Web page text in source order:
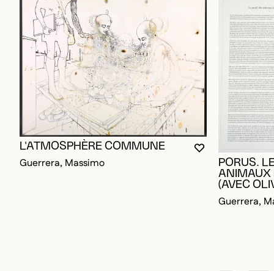
VOUS DEVEZ
FERMER LA
OUVRIR LA
L'ATMOSPHÈRE COMMUNE
Guerrera, Massimo
PORUS.
ANIMAUX
(AVEC
Guerrera,